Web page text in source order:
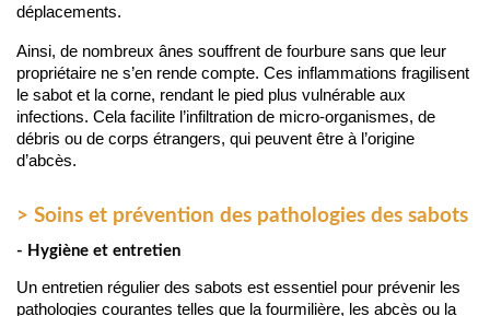
déplacements.
Ainsi, de nombreux ânes souffrent de fourbure sans que leur
propriétaire ne s’en rende compte. Ces inflammations fragilisent
le sabot et la corne, rendant le pied plus vulnérable aux
infections. Cela facilite l’infiltration de micro-organismes, de
débris ou de corps étrangers, qui peuvent être à l’origine
d’abcès.
> Soins et prévention des pathologies des sabots
- Hygiène et entretien
Un entretien régulier des sabots est essentiel pour prévenir les
pathologies courantes telles que la fourmilière, les abcès ou la